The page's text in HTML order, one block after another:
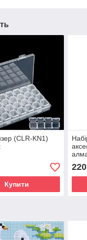
(CLR-KN1)
Купити
220